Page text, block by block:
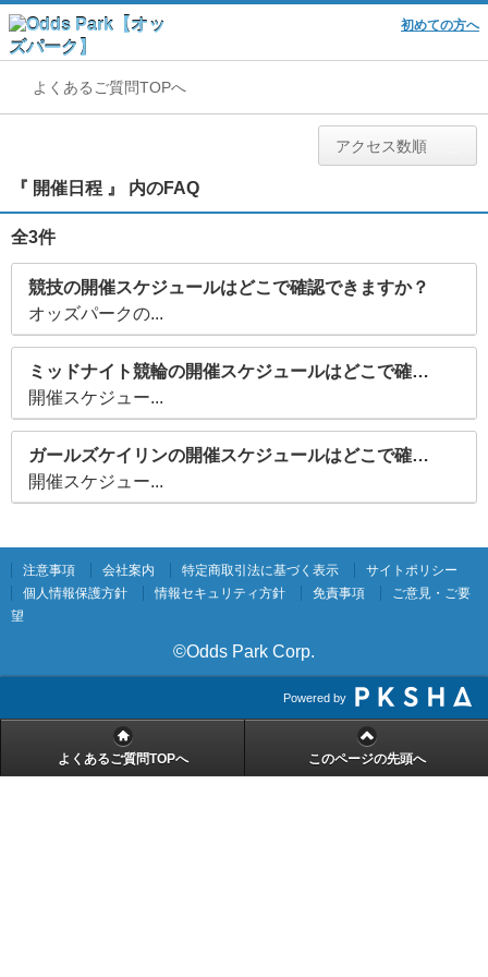
初めての方へ
よくあるご質問TOPへ
アクセス数順
『 開催日程 』 内のFAQ
全3件
競技の開催スケジュールはどこで確認できますか？
オッズパークの...
ミッドナイト競輪の開催スケジュールはどこで確認できますか？
開催スケジュー...
ガールズケイリンの開催スケジュールはどこで確認できますか？
開催スケジュー...
注意事項 会社案内 特定商取引法に基づく表示
サイトポリシー
個人情報保護方針
情報セキュリティ方針 免責事項
ご意見・ご要
望
©Odds Park Corp.
Powered by
よくあるご質問TOPへ このページの先頭へ